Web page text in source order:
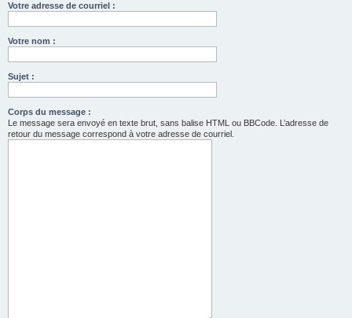
Votre adresse de courriel :
Votre nom :
Sujet :
Corps du message :
Le message sera envoyé en texte brut, sans balise HTML ou BBCode. L’adresse de
retour du message correspond à votre adresse de courriel.